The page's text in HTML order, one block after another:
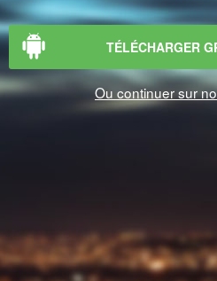
TÉLÉCHARGER
Ou continuer sur